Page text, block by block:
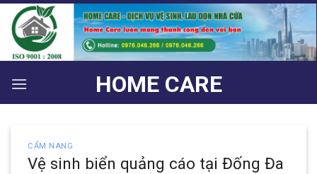
Bỏ
qua
nội
dung
HOME CARE
CẨM NANG
Vệ sinh biển quảng cáo tại Đống Đa